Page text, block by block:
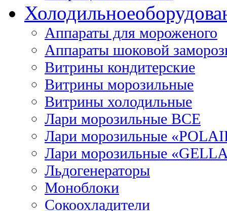
Холодильное
Аппараты для мороженого
Аппараты шоковой
Витрины кондитерские
Витрины морозильные
Витрины холодильные
Лари морозильные ВСЕ
Лари морозильные
Лари морозильные
Льдогенераторы
Моноблоки
Сокоохладители